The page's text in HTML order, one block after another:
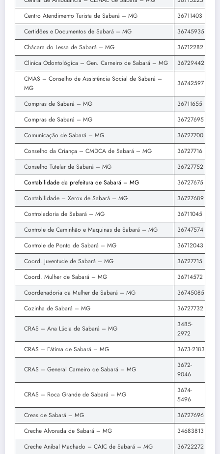
Centro Atendimento Turista de Sabará – MG
36711403
Certidões e Documentos de Sabará – MG
36745935
Chácara do Lessa de Sabará – MG
36712282
Clinica Odontológica – Gen. Carneiro de Sabará – MG
36729442
CMAS – Conselho de Assistência Social de Sabará –
MG
36742597
Compras de Sabará – MG
36711655
Compras de Sabará – MG
36727695
Comunicação de Sabará – MG
36727700
Conselho da Criança – CMDCA de Sabará – MG
36727716
Conselho Tutelar de Sabará – MG
36727752
Contabilidade da prefeitura de Sabará – MG
36727675
Contabilidade – Xerox de Sabará – MG
36727689
Controladoria de Sabará – MG
36711045
Controle de Caminhão e Maquinas de Sabará – MG
36747574
Controle de Ponto de Sabará – MG
36712043
Coord. Juventude de Sabará – MG
36727715
Coord. Mulher de Sabará – MG
36714572
Coordenadoria da Mulher de Sabará – MG
36745085
Cozinha de Sabará – MG
36727732
CRAS – Ana Lúcia de Sabará – MG
3485-
2972
CRAS – Fátima de Sabará – MG
3673-2183
CRAS – General Carneiro de Sabará – MG
3672-
9046
CRAS – Roca Grande de Sabará – MG
3674-
5496
Creas de Sabará – MG
36727696
Creche Alvorada de Sabará – MG
34683813
Creche Aníbal Machado – CAIC de Sabará – MG
36722272